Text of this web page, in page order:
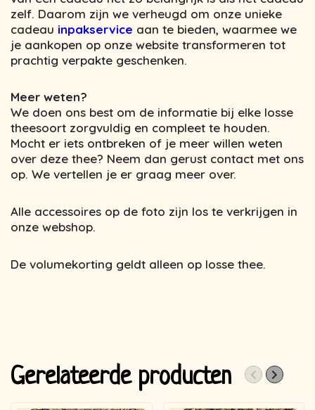
zelf. Daarom zijn we verheugd om onze unieke
cadeau inpakservice aan te bieden, waarmee we
je aankopen op onze website transformeren tot
prachtig verpakte geschenken.
Meer weten?
We doen ons best om de informatie bij elke losse
theesoort zorgvuldig en compleet te houden.
Mocht er iets ontbreken of je meer willen weten
over deze thee? Neem dan gerust contact met ons
op. We vertellen je er graag meer over.
Alle accessoires op de foto zijn los te verkrijgen in
onze webshop.
De volumekorting geldt alleen op losse thee.
Gerelateerde producten